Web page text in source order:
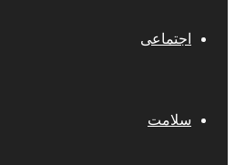
اجتماعی
سلامت